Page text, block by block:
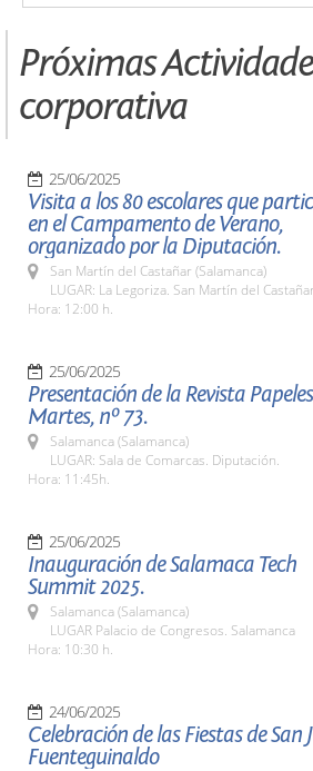
Próximas
corporativa
25/06/2025
Visita a los 80 escolares que
en el Campamento de Verano,
organizado por la Diputación.
San Martín del Castañar (Salamanca)
LUGAR: La Legoriza. San Martín del Castañar
Hora: 12:00 h.
25/06/2025
Presentación de la Revista
Martes, nº 73.
Salamanca (Salamanca)
LUGAR: Sala de Comarcas. Diputación.
Hora: 11:45h.
25/06/2025
Inauguración de Salamaca Tech
Summit 2025.
Salamanca (Salamanca)
LUGAR Palacio de Congresos. Salamanca
Hora: 10:30 h.
24/06/2025
Celebración de las Fiestas de San
Fuenteguinaldo